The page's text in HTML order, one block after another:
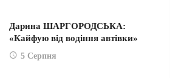
Дарина ШАРГОРОДСЬКА:
«Кайфую від водіння автівки»
5 Серпня